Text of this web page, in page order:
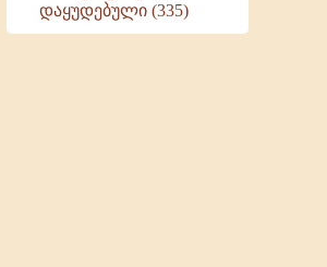
დაყუდებული (335)